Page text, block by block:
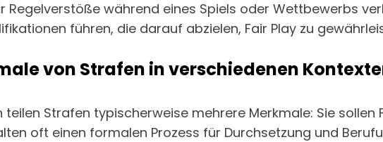
während eines Spiels oder Wettbewerbs
führen, die darauf abzielen, Fair Play zu
von Strafen in verschiedenen
teilen Strafen typischerweise mehrere Merkmale: Sie
oft einen formalen Prozess für Durchsetzung und